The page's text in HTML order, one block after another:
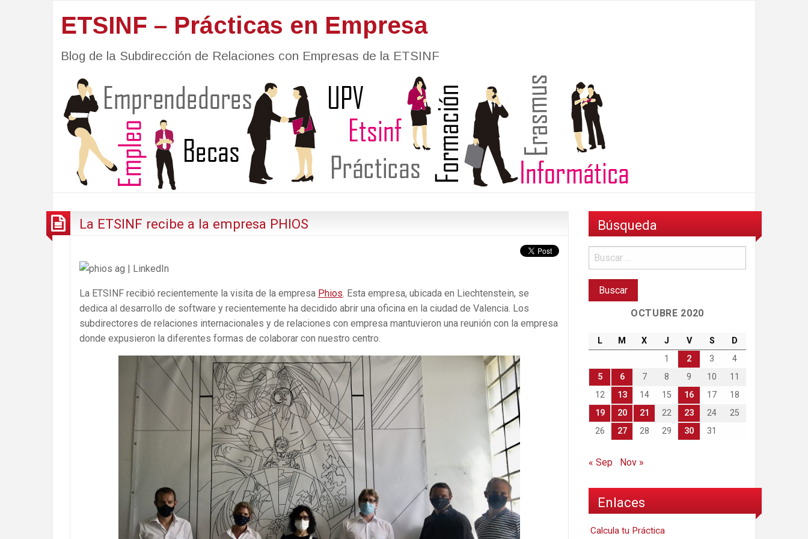
ETSINF – Prácticas en Empresa
Blog de la Subdirección de Relaciones con Empresas de la ETSINF
La ETSINF recibe a la empresa PHIOS
La ETSINF recibió recientemente la visita de la empresa Phios . Esta empresa, ubicada en Liechtenstein, se
dedica al desarrollo de software y recientemente ha decidido abrir una oficina en la ciudad de Valencia. Los
subdirectores de relaciones internacionales y de relaciones con empresa mantuvieron una reunión con la empresa
donde expusieron la diferentes formas de colaborar con nuestro centro.
Búsqueda
OCTUBRE 2020
L M X J V S
D
1
2 3
4
5
6 7 8 9 10
11
12
13 14 15 16 17
18
19
20 21 22 23 24
25
26
27 28 29 30 31
« Sep Nov »
Enlaces
Calcula tu Práctica